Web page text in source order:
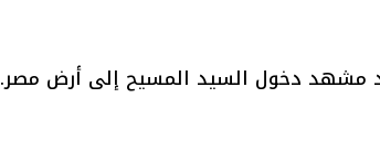
مشهد دخول السيد المسيح إلى أرض مصر.